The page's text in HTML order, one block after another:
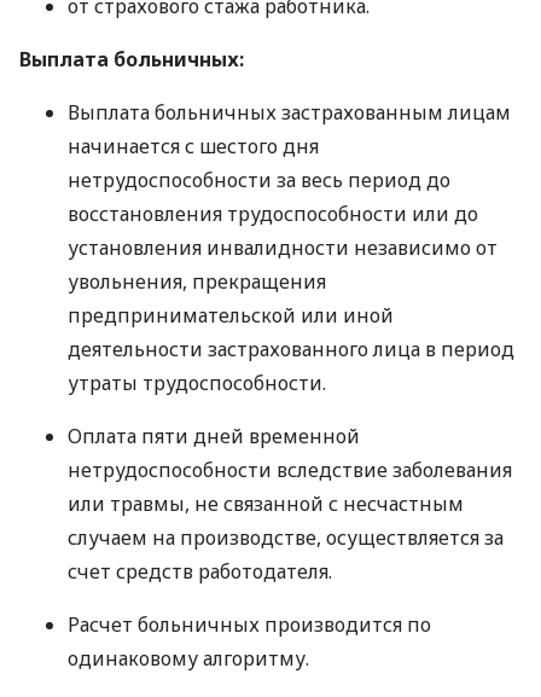
от страхового стажа работника.
Выплата больничных:
Выплата больничных застрахованным лицам
начинается с шестого дня
нетрудоспособности за весь период до
восстановления трудоспособности или до
установления инвалидности независимо от
увольнения, прекращения
предпринимательской или иной
деятельности застрахованного лица в период
утраты трудоспособности.
Оплата пяти дней временной
нетрудоспособности вследствие заболевания
или травмы, не связанной с несчастным
случаем на производстве, осуществляется за
счет средств работодателя.
Расчет больничных производится по
одинаковому алгоритму.